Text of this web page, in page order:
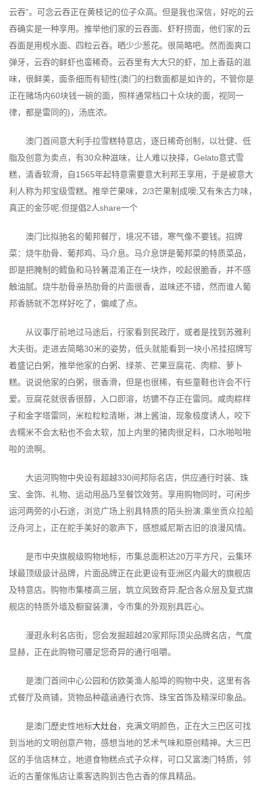
云吞”。可念云吞正在黄枝记的位子众高。但是我也深信，好吃的云
吞确实是一种享用。推举他们家的云吞面、虾籽捞面，他们家的云
吞面是用枧水面、四粒云吞。晒少少葱花。很简略吧。然而面爽口
弹牙，云吞的鲜虾也蛮稀奇。云吞里有大大只的虾，加上香菇的滋
味，很鲜美，面条细而有韧性(澳门的扫数面都是如许的，不管你是
正在赌场内60块钱一碗的面，照样通常档口十众块的面，视同一
律，都是雷同的)，汤底浓。
澳门首间意大利手拉雪糕特意店，逐日稀奇创制，以壮健、低
脂及创意为卖点，有30众种滋味，让人难以抉择，Gelato意式雪
糕，清香软滑，自1565年起特意需要意大利邦王享用，于是被意大
利人称为邦宝级雪糕。推举芒果味，2/3芒果制成噢;又有朱古力味，
真正的金莎呢;但提倡2人share一个
澳门比拟驰名的葡邦餐厅，境况不错，寒气像不要钱。招牌
菜：烧牛肋骨、葡邦鸡、马介息。马介息饼是葡邦菜的特质菜品，
即是把腌制的鳕鱼和马铃薯混淆正在一块炸，咬起很脆香，并不感
触油腻。烧牛肋骨亲热肋骨的片面很香，滋味还不错，然而谁人葡
邦香肠就不怎样好吃了，偏咸了点。
从议事厅前地过马途后，行家看到民政厅，或者是找到苏雅利
大夫街。走进去简略30米的姿势，低头就能看到一块小吊挂招牌写
着盛记白粥，推举他家的白粥、绿茶、芒果豆腐花、肉粽、萝卜
糕。说说他家的白粥，很香滑，但是也很稀，有些童鞋也许会不行
爱。豆腐花就很香很醇，入口即溶，坊镳不存正在雷同。咸肉粽样
子和金字塔雷同，米粒粒粒清晰，淋上酱油，现象极度诱人，咬下
去糯米不会太粘也不会太软，加上内里的猪肉很足料，口水啪啦啪
啦的流啊。
大运河购物中央设有超越330间邦际名店，供应通行时装、珠
宝、金饰、礼物、运动用品乃至餐饮效劳。享用购物同时，可闲步
运河两旁的小石途，浏览广场上别具特质的陌头扮演;乘坐贡众拉船
泛舟河上，正在舵手美好的歌声下，感想威尼斯古旧的浪漫风情。
是市中央旗舰级购物地标，市集总面积达20万平方尺，云集环
球最顶级訯计品牌，片面品牌正在此更设有亚洲区内最大的旗舰店
及特意店。购物市集楼高三层，筑立风致奇异;配合各众层及复式旗
舰店的特质外墙及橱窗装潢，令市集的外观别具匠心。
漫逛永利名店街，您会发掘超越20家邦际顶尖品牌名店，气度
显赫，正在此购物可餍足您奇异的通行咀嚼。
是澳门首间中心公园和仿欧美渔人船埠的购物中央，这里有各
式餐厅及商铺，货物品种蕴涵通行衣饰、珠宝首饰及精深印象品。
是澳门歷史性地标大灶台，充满文明颜色，正在大三巴区可找
到当地的文明创意产物，感想当地的艺术气味和原创精神。大三巴
区的手信店林立，地道食物糕点式子众样，可口又富澳门特质，邻
近的古董傢俬店让乘客选购到古色古香的傢具精品。